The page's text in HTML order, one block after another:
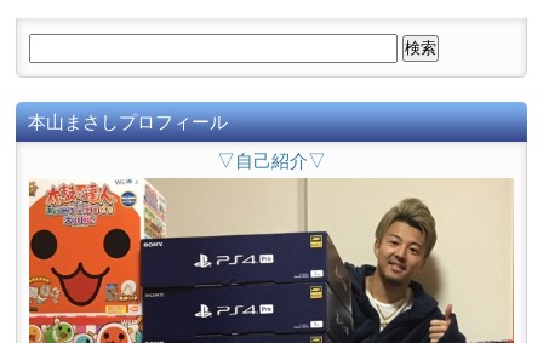
本山まさしプロフィール
▽自己紹介▽